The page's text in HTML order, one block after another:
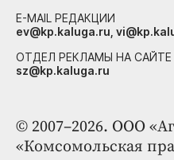
© 2007–2026. ООО
«Комсомольская
E-MAIL РЕДАКЦИИ
ev@kp.kaluga.ru,
ОТДЕЛ РЕКЛАМЫ НА САЙТЕ
sz@kp.kaluga.ru